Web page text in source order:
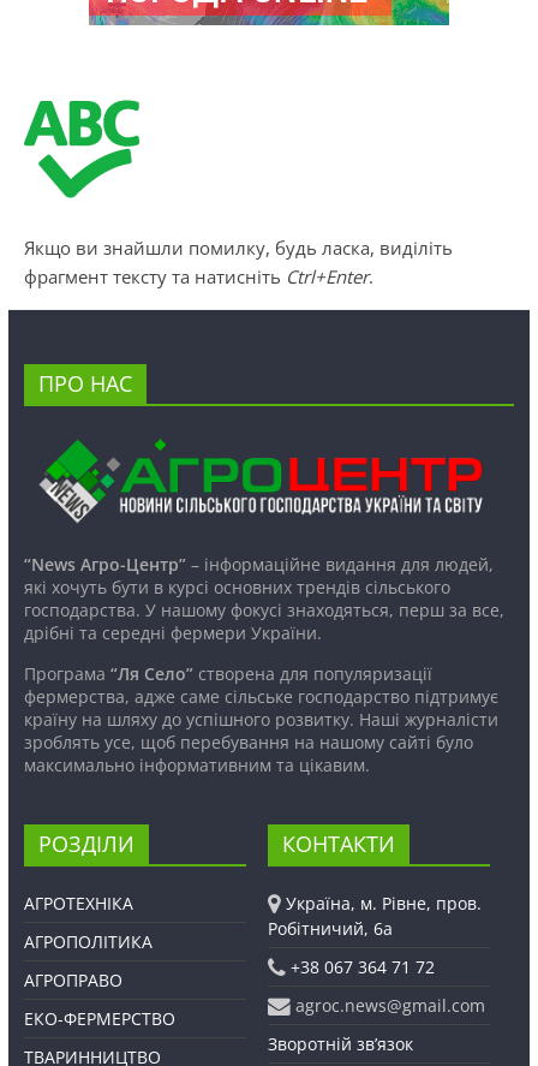
Якщо ви знайшли помилку, будь ласка, виділіть
фрагмент тексту та натисніть Ctrl+Enter.
ПРО НАС
“News Агро-Центр”– інформаційне видання для людей,
які хочуть бути в курсі основних трендів сільського
господарства. У нашому фокусі знаходяться, перш за все,
дрібні та середні фермери України.
Програма “Ля Село”створена для популяризації
фермерства, адже саме сільське господарство підтримує
країну на шляху до успішного розвитку. Наші журналісти
зроблять усе, щоб перебування на нашому сайті було
максимально інформативним та цікавим.
РОЗДІЛИ
АГРОТЕХНІКА
АГРОПОЛІТИКА
АГРОПРАВО
ЕКО-ФЕРМЕРСТВО
ТВАРИННИЦТВО
КОНТАКТИ
Україна, м. Рівне, пров.
Робітничий, 6а
+38 067 364 71 72
agroc.news@gmail.com
Зворотній зв’язок